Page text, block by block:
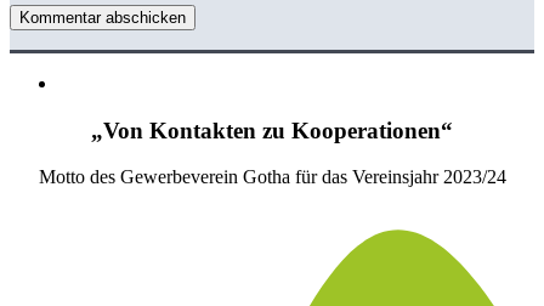
Kommentar abschicken
„Von Kontakten zu Kooperationen“
Motto des Gewerbeverein Gotha für das Vereinsjahr 2023/24